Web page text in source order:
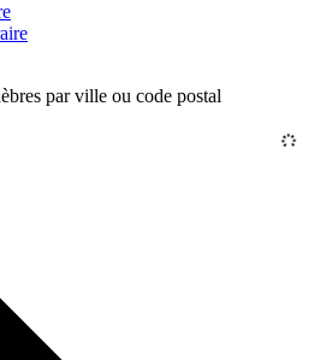
par ville ou code postal